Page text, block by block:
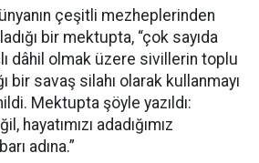
çeşitli mezheplerinden
bir mektupta, “çok sayıda
dâhil olmak üzere sivillerin toplu
bir savaş silahı olarak kullanmayı
Mektupta şöyle yazıldı:
hayatımızı adadığımız
adına.”